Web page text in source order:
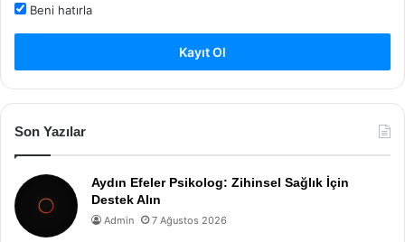
Beni hatırla
Kayıt Ol
Son Yazılar
Aydın Efeler Psikolog: Zihinsel Sağlık İçin
Destek Alın
Admin 7 Ağustos 2026